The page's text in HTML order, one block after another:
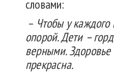
словами:
– Чтобы у
опорой. Дети –
верными.
прекрасна.